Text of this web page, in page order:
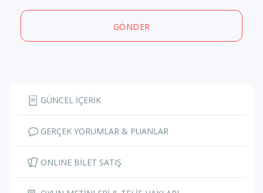
GÖNDER
GÜNCEL İÇERİK
GERÇEK YORUMLAR & PUANLAR
ONLINE BİLET SATIŞ